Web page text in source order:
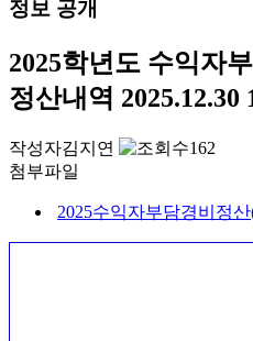
정보 공개
2025학년도 수익자
정산내역 2025.12.30
작성자김지연
162
첨부파일
2025수익자부담경비정